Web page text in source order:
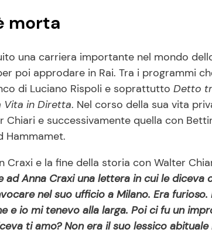
morta
una carriera importante nel mondo
poi approdare in Rai. Tra i programmi
di Luciano Rispoli e soprattutto Detto
Vita in Diretta. Nel corso della sua vita
Chiari e successivamente quella con
Hammamet.
Craxi e la fine della storia con Walter
ad Anna Craxi una lettera in cui le diceva
nel suo ufficio a Milano. Era
e io mi tenevo alla larga. Poi ci fu un
ti amo? Non era il suo lessico